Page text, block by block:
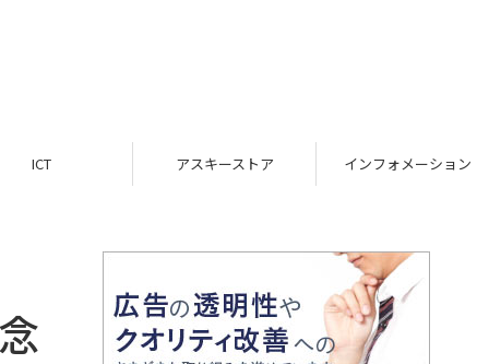
ICT アスキーストア インフォメーション